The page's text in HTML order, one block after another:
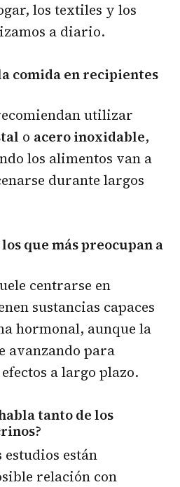
los textiles y los
a diario.
comida en recipientes
utilizar
o acero inoxidable,
los alimentos van a
durante largos
que más preocupan a
centrarse en
sustancias capaces
hormonal, aunque la
avanzando para
a largo plazo.
tanto de los
estudios están
relación con